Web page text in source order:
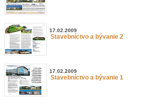
17.02.2009
Stavebníctvo a bývanie 2
17.02.2009
Stavebníctvo a bývanie 1